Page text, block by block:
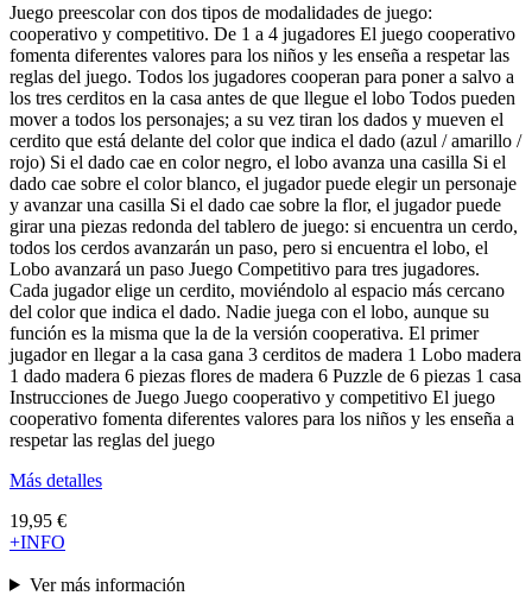
Juego preescolar con dos tipos de modalidades de juego:
cooperativo y competitivo. De 1 a 4 jugadores El juego cooperativo
fomenta diferentes valores para los niños y les enseña a respetar las
reglas del juego. Todos los jugadores cooperan para poner a salvo a
los tres cerditos en la casa antes de que llegue el lobo Todos pueden
mover a todos los personajes; a su vez tiran los dados y mueven el
cerdito que está delante del color que indica el dado (azul / amarillo /
rojo) Si el dado cae en color negro, el lobo avanza una casilla Si el
dado cae sobre el color blanco, el jugador puede elegir un personaje
y avanzar una casilla Si el dado cae sobre la flor, el jugador puede
girar una piezas redonda del tablero de juego: si encuentra un cerdo,
todos los cerdos avanzarán un paso, pero si encuentra el lobo, el
Lobo avanzará un paso Juego Competitivo para tres jugadores.
Cada jugador elige un cerdito, moviéndolo al espacio más cercano
del color que indica el dado. Nadie juega con el lobo, aunque su
función es la misma que la de la versión cooperativa. El primer
jugador en llegar a la casa gana 3 cerditos de madera 1 Lobo madera
1 dado madera 6 piezas flores de madera 6 Puzzle de 6 piezas 1 casa
Instrucciones de Juego Juego cooperativo y competitivo El juego
cooperativo fomenta diferentes valores para los niños y les enseña a
respetar las reglas del juego
Más detalles
19,95 €
+INFO
Ver más información